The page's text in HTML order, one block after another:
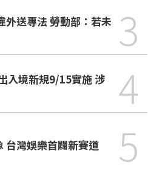
送專法 勞動部：若未 3
入境新規9/15實施 涉
4
台灣娛樂首闢新賽道 5